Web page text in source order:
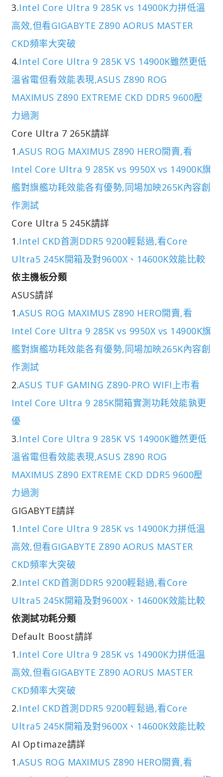
3.Intel Core Ultra 9 285K vs 14900K力拼低溫
高效,但看GIGABYTE Z890 AORUS MASTER
CKD頻率大突破
4.Intel Core Ultra 9 285K VS 14900K雖然更低
溫省電但看效能表現,ASUS Z890 ROG
MAXIMUS Z890 EXTREME CKD DDR5 9600壓
力過測
Core Ultra 7 265K請詳
1.ASUS ROG MAXIMUS Z890 HERO開賣,看
Intel Core Ultra 9 285K vs 9950X vs 14900K旗
艦對旗艦功耗效能各有優勢,同場加映265K內容創
作測試
Core Ultra 5 245K請詳
1.Intel CKD首測DDR5 9200輕鬆過,看Core
Ultra5 245K開箱及對9600X、14600K效能比較
依主機板分類
ASUS請詳
1.ASUS ROG MAXIMUS Z890 HERO開賣,看
Intel Core Ultra 9 285K vs 9950X vs 14900K旗
艦對旗艦功耗效能各有優勢,同場加映265K內容創
作測試
2.ASUS TUF GAMING Z890-PRO WIFI上市看
Intel Core Ultra 9 285K開箱實測功耗效能孰更
優
3.Intel Core Ultra 9 285K VS 14900K雖然更低
溫省電但看效能表現,ASUS Z890 ROG
MAXIMUS Z890 EXTREME CKD DDR5 9600壓
力過測
GIGABYTE請詳
1.Intel Core Ultra 9 285K vs 14900K力拼低溫
高效,但看GIGABYTE Z890 AORUS MASTER
CKD頻率大突破
2.Intel CKD首測DDR5 9200輕鬆過,看Core
Ultra5 245K開箱及對9600X、14600K效能比較
依測試功耗分類
Default Boost請詳
1.Intel Core Ultra 9 285K vs 14900K力拼低溫
高效,但看GIGABYTE Z890 AORUS MASTER
CKD頻率大突破
2.Intel CKD首測DDR5 9200輕鬆過,看Core
Ultra5 245K開箱及對9600X、14600K效能比較
AI Optimaze請詳
1.ASUS ROG MAXIMUS Z890 HERO開賣,看